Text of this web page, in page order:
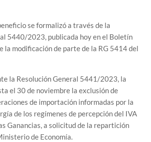
se formalizó a través de la
5440/2023, publicada hoy en el Boletín
la modificación de parte de la RG 5414 del
la Resolución General 5441/2023, la
el 30 de noviembre la exclusión de
de importación informadas por la
de los regímenes de percepción del IVA
Ganancias, a solicitud de la repartición
de Economía.